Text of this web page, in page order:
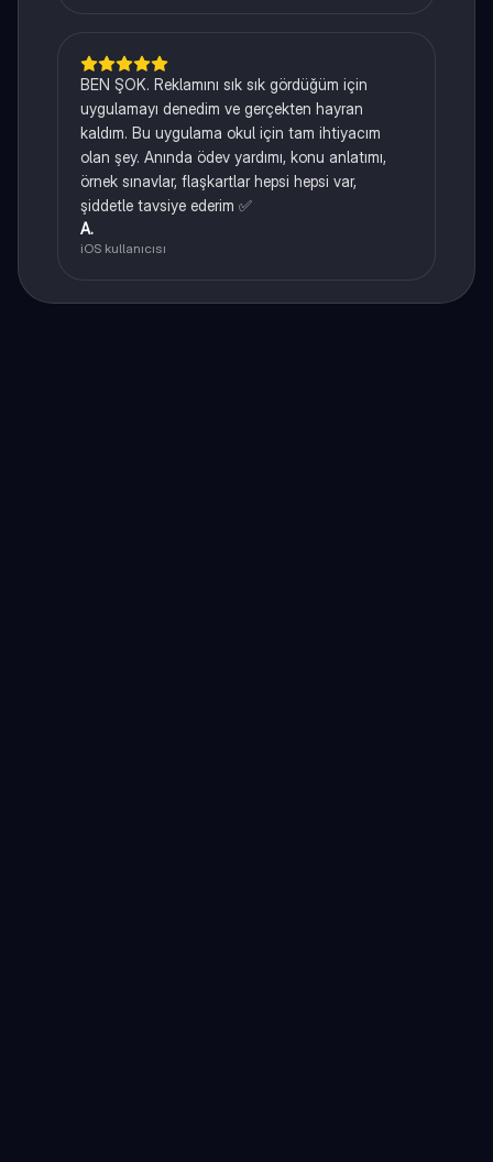
BEN ŞOK. Reklamını sık sık gördüğüm için
uygulamayı denedim ve gerçekten hayran
kaldım. Bu uygulama okul için tam ihtiyacım
olan şey. Anında ödev yardımı, konu anlatımı,
örnek sınavlar, flaşkartlar hepsi hepsi var,
şiddetle tavsiye ederim ✅
A.
iOS kullanıcısı